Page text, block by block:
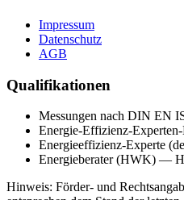
Impressum
Datenschutz
AGB
Qualifikationen
Messungen nach DIN EN
Energie-Effizienz-
Energieeffizienz-Experte
Energieberater (HWK) —
Hinweis: Förder- und